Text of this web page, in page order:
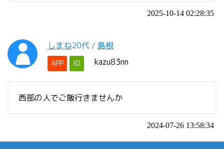
2025-10-14 02:28:35
しまね20代 / 島根
APP ID kazu83nn
西部の人でご飯行きませんか
2024-07-26 13:58:34